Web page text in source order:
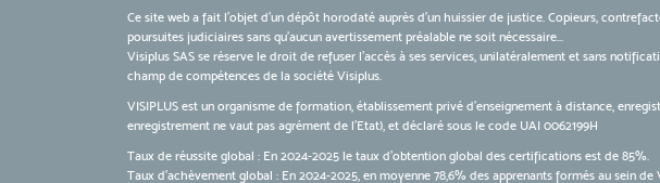
Ce site web a fait l'objet d'un dépôt horodaté auprès d'un huissier de justice. Copieurs,
poursuites judiciaires sans qu’aucun avertissement préalable ne soit nécessaire...
Visiplus SAS se réserve le droit de refuser l'accès à ses services, unilatéralement et sans
champ de compétences de la société Visiplus.
VISIPLUS est un organisme de formation, établissement privé d’enseignement à distance,
enregistrement ne vaut pas agrément de l’Etat), et déclaré sous le code UAI 0062199H
Taux de réussite global : En 2024-2025 le taux d'obtention global des certifications est de 85%.
Taux d’achèvement global : En 2024-2025, en moyenne 78,6% des apprenants formés au sein